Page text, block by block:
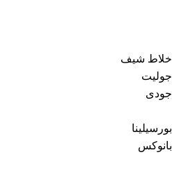
خلاط شيف
جوليت
جودى
بورسيلينا
بانوكس